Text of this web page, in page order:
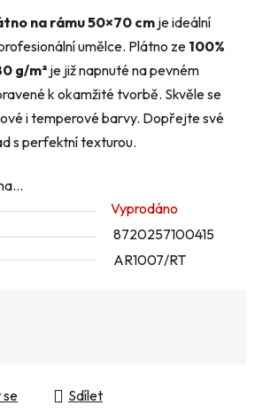
na rámu 50×70 cm je ideální
umělce. Plátno ze 100%
g/m² je již napnuté na pevném
k okamžité tvorbě. Skvěle se
i temperové barvy. Dopřejte své
s perfektní texturou.
Vyprodáno
8720257100415
AR1007/RT
Sdílet